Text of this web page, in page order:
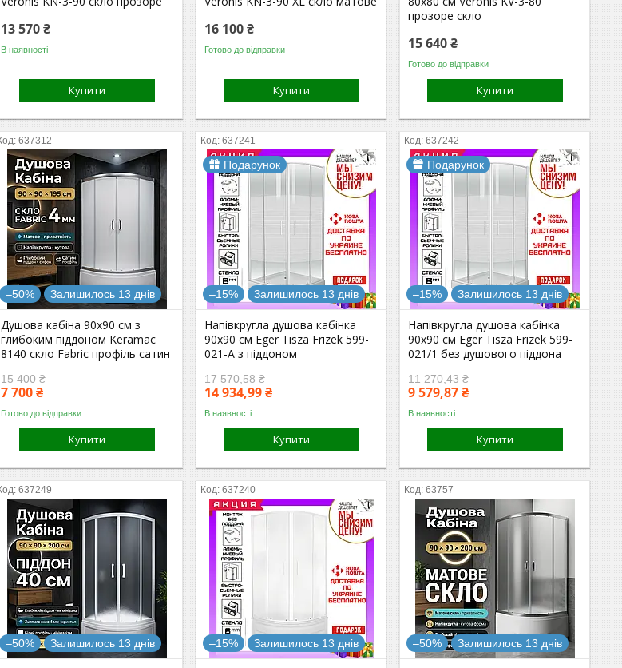
13 570 ₴
В наявності
Купити
16 100 ₴
Готово до відправки
Купити
прозоре скло
15 640 ₴
Готово до відправки
Купити
637312
–50% Залишилось 13 днів
Душова кабіна 90x90 см з
глибоким піддоном Keramac
8140 скло Fabric профіль сатин
15 400 ₴
7 700 ₴
Готово до відправки
Купити
637241
Подарунок
–15% Залишилось 13 днів
Напівкругла душова кабінка
90x90 см Eger Tisza Frizek 599-
021-A з піддоном
17 570,58 ₴
14 934,99 ₴
В наявності
Купити
637242
Подарунок
–15% Залишилось 13 днів
Напівкругла душова кабінка
90x90 см Eger Tisza Frizek 599-
021/1 без душового піддона
11 270,43 ₴
9 579,87 ₴
В наявності
Купити
637249
–50% Залишилось 13 днів
637240
–15% Залишилось 13 днів
63757
–50% Залишилось 13 днів